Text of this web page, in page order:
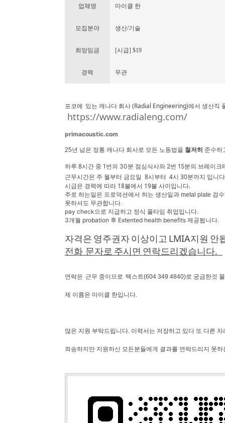
업체명 마이클 한
모집분야 생산/기술
희망임금 [시급] $19
경력 무관
포코에 있는 캐나다 회사 (Radial Engineering)에서 생산직
https://www.radialeng.com/
primacoustic.com
25년 넘은 정통 캐나다 회사로 모든 노동법을 철저히 준수하
하루 8시간 중 1번의 30분 점심식사와 2번 15분의 브레이크
근무시간은 주 월부터 금요일 8시부터 4시 30분까지 입니다
시급은 경력에 따라 18불에서 19불 사이입니다.
주로 하는일은 프로덕션에서 하는 생산일과 metal plate 검
못하셔도 무관합니다.
pay check으로 지급하고 정식 풀타임 취업입니다.
3개월 probation 후 Extented health benefits 제공됩니다.
자격은 영주권자 이상이고 LMIA지원 안
전화 문자로 주시면 연락드리겠습니다.
연락은 근무 중이므로 텍스트(604 349 4840)로 궁금한것
제 이름은 마이클 한입니다.
많은 지원 부탁드립 니다. 이력서는 저장하고 있다 또 다른
죄송하지만 지원하신 모든분들에게 결과를 연락드리지 못